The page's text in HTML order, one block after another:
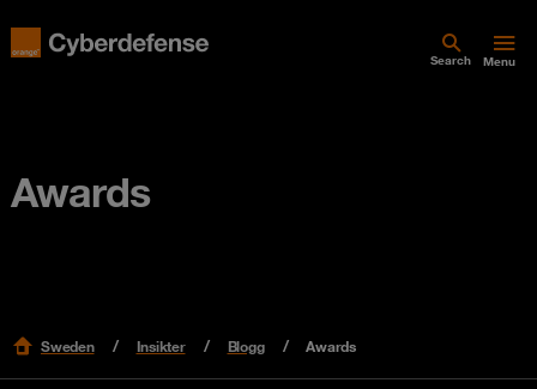
Search Menu
Awards
Sweden Insikter Blogg Awards